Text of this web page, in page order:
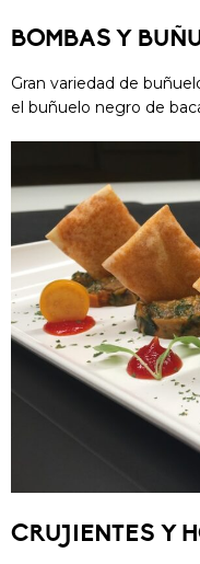
BOMBAS Y
Gran variedad de
el buñuelo negro de
CRUJIENTES Y